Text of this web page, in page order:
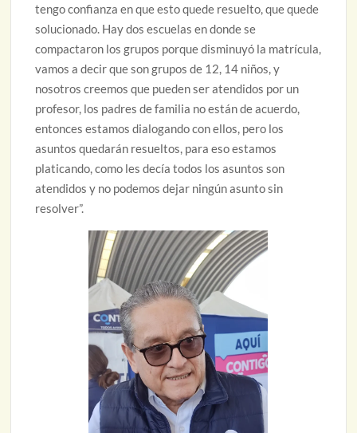
tengo confianza en que esto quede resuelto, que quede
solucionado. Hay dos escuelas en donde se
compactaron los grupos porque disminuyó la matrícula,
vamos a decir que son grupos de 12, 14 niños, y
nosotros creemos que pueden ser atendidos por un
profesor, los padres de familia no están de acuerdo,
entonces estamos dialogando con ellos, pero los
asuntos quedarán resueltos, para eso estamos
platicando, como les decía todos los asuntos son
atendidos y no podemos dejar ningún asunto sin
resolver”.